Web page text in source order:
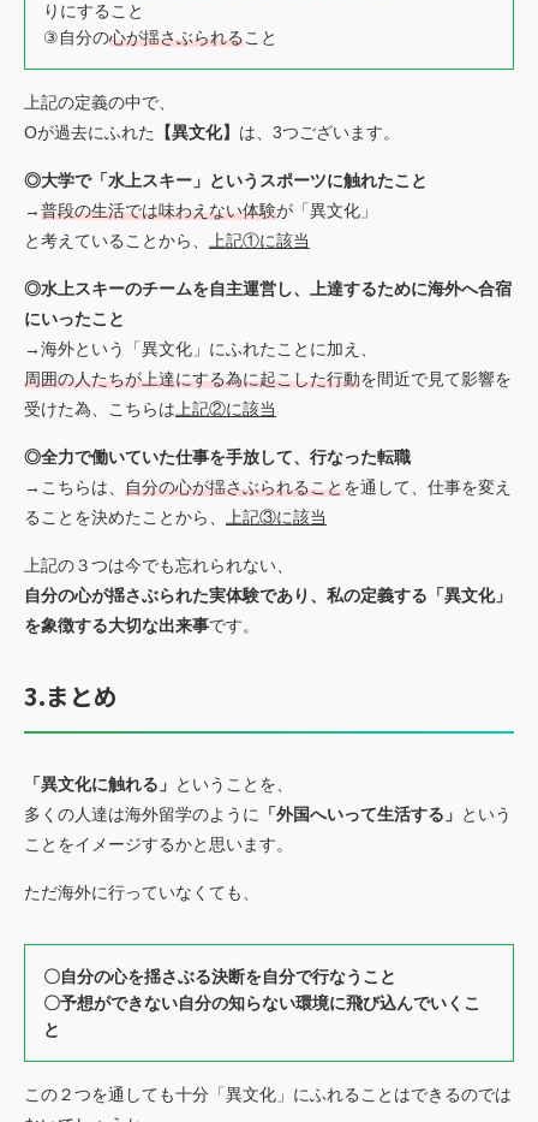
りにすること
③自分の心が揺さぶられること
上記の定義の中で、
Oが過去にふれた
【異文化】 は、3つございます。
◎大学で「水上スキー」というスポーツに触れたこと
→普段の生活では味わえない体験が「異文化」
と考えていることから、 上記①に該当
◎水上スキーのチームを自主運営し、上達するために海外へ合宿
にいったこと
→海外という「異文化」にふれたことに加え、
周囲の人たちが上達にする為に起こした行動を間近で見て影響を
受けた為、こちらは上記②に該当
◎全力で働いていた仕事を手放して、行なった転職
→こちらは、 自分の心が揺さぶられることを通して、仕事を変え
ることを決めたことから、 上記③に該当
上記の３つは今でも忘れられない、
自分の心が揺さぶられた実体験であり、私の定義する「異文化」
を象徴する大切な出来事です。
3.まとめ
「異文化に触れる」 ということを、
多くの人達は海外留学のように 「外国へいって生活する」 という
ことをイメージするかと思います。
ただ海外に行っていなくても、
〇自分の心を揺さぶる決断を自分で行なうこと
〇予想ができない自分の知らない環境に飛び込んでいくこ
と
この２つを通しても十分「異文化」にふれることはできるのでは